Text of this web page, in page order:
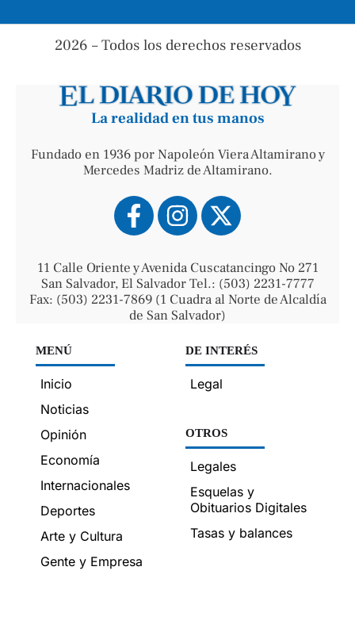
2026 – Todos los derechos reservados
La realidad en tus manos
Fundado en 1936 por Napoleón Viera Altamirano y
Mercedes Madriz de Altamirano.
11 Calle Oriente y Avenida Cuscatancingo No 271
San Salvador, El Salvador Tel.: (503) 2231-7777
Fax: (503) 2231-7869 (1 Cuadra al Norte de Alcaldía
de San Salvador)
MENÚ
Inicio
Noticias
Opinión
Economía
Internacionales
Deportes
Arte y Cultura
Gente y Empresa
DE INTERÉS
Legal
OTROS
Legales
Esquelas y
Obituarios Digitales
Tasas y balances